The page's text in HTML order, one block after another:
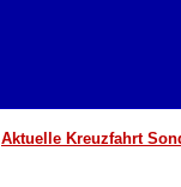
Aktuelle Kreuzfahrt